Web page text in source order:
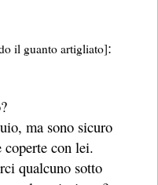
il guanto artigliato]:
ma sono sicuro
coperte con lei.
qualcuno sotto